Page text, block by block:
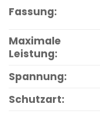
Fassung:
Maximale
Leistung:
Spannung:
Schutzart: